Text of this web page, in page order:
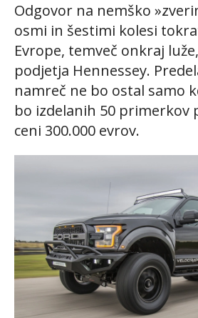
Odgovor na nemško
osmi in šestimi kolesi
Evrope, temveč onkraj
podjetja Hennessey.
namreč ne bo ostal samo
bo izdelanih 50 primerkov
ceni 300.000 evrov.